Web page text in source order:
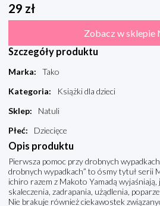
29 zł
Zobacz w sklepie
Szczegóły produktu
Marka:
Tako
Kategoria:
Książki dla dzieci
Sklep:
Natuli
Płeć: Dziecięce
Opis produktu
Pierwsza pomoc przy drobnych
drobnych wypadkach” to ósmy tytuł serii
ichiro razem z Makoto Yamadą
skaleczenia, zadrapania, użądlenia,
Nie brakuje również ciekawostek